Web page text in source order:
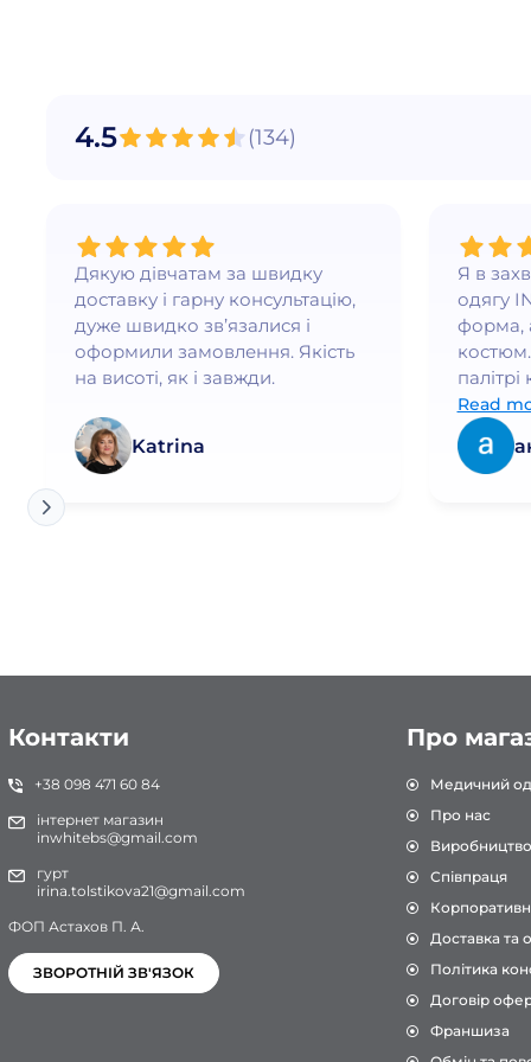
Белый/Баклажан
Белый/Бордо
Белый/Голубой
Белый/Зеленый
Белый/Красный
Белый/Лаванда
Белый/Лаванда/Белый
Белый/Малина
Белый/Малина/Белый
Белый/Персик
Білий/Сірий
Белый/Серый/Белый
Белый/Тиффани
Белый/Тиффани/Белый
Белый/Черный
Тиск
Фиолетовый
4.5 (134)
Дякую дівчатам за швидку
доставку і гарну консультацію,
дуже швидко зв’язалися і
оформили замовлення. Якість
на висоті, як і завжди.
Katrina
Я в
одягу
форма,
палітрі
Read
Контакти
+38 098 471 60 84
інтернет магазин
inwhitebs@gmail.com
гурт
irina.tolstikova21@gmail.com
ФОП Астахов П. А.
ЗВОРОТНІЙ ЗВ'ЯЗОК
Про
Медичний
Про нас
Виробництво
Співпраця
Доставка та
Політика
Договір
Франшиза